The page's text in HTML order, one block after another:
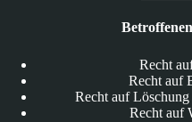
Recht
Recht auf
Recht auf Löschung
Recht auf